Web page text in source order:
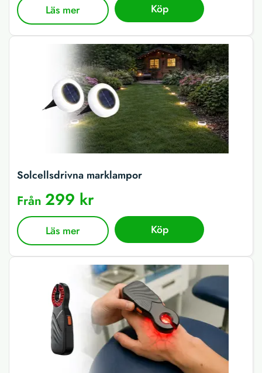
Läs mer Köp
Solcellsdrivna marklampor
Från 299 kr
Läs mer Köp